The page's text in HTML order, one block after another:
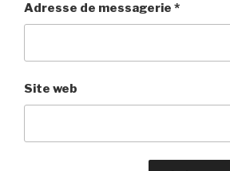
Adresse de messagerie *
Site web